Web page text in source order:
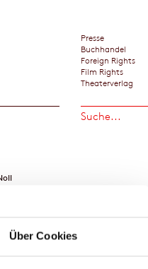
Über Cookies
Presse
Buchhandel
Foreign Rights
Film Rights
Theaterverlag